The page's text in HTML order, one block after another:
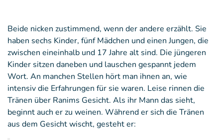
Beide nicken zustimmend, wenn der andere erzählt. Sie
haben sechs Kinder, fünf Mädchen und einen Jungen, die
zwischen eineinhalb und 17 Jahre alt sind. Die jüngeren
Kinder sitzen daneben und lauschen gespannt jedem
Wort. An manchen Stellen hört man ihnen an, wie
intensiv die Erfahrungen für sie waren. Leise rinnen die
Tränen über Ranims Gesicht. Als ihr Mann das sieht,
beginnt auch er zu weinen. Während er sich die Tränen
aus dem Gesicht wischt, gesteht er: